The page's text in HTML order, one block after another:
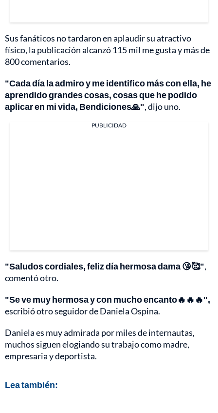
Sus fanáticos no tardaron en aplaudir su atractivo
físico, la publicación alcanzó 115 mil me gusta y más de
800 comentarios.
"Cada día la admiro y me identifico más con ella, he
aprendido grandes cosas, cosas que he podido
aplicar en mi vida, Bendiciones🙏", dijo uno.
PUBLICIDAD
"Saludos cordiales, feliz día hermosa dama 😘🥰",
comentó otro.
"Se ve muy hermosa y con mucho encanto🔥🔥🔥",
escribió otro seguidor de Daniela Ospina.
Daniela es muy admirada por miles de internautas,
muchos siguen elogiando su trabajo como madre,
empresaria y deportista.
Lea también: